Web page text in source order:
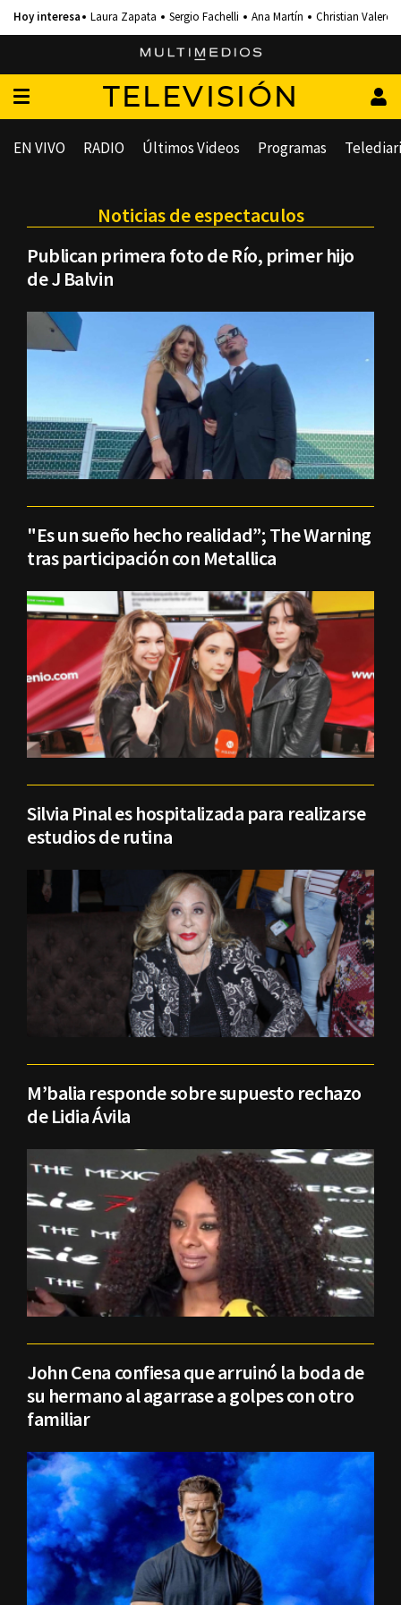
Laura Zapata Sergio Fachelli Ana Martín Christian Valero
TELEVISIÓN
EN VIVO RADIO Últimos Videos Programas
Noticias de espectaculos
Publican primera foto de Río, primer hijo
de J Balvin
"Es un sueño hecho realidad”; The Warning
tras participación con Metallica
Silvia Pinal es hospitalizada para realizarse
estudios de rutina
M’balia responde sobre supuesto rechazo
de Lidia Ávila
John Cena confiesa que arruinó la boda de
su hermano al agarrase a golpes con otro
familiar